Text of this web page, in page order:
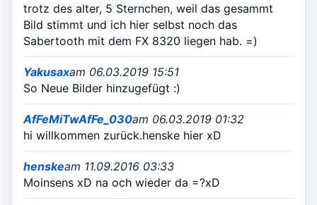
trotz des alter, 5 Sternchen, weil das gesammt
Bild stimmt und ich hier selbst noch das
Sabertooth mit dem FX 8320 liegen hab. =)
Yakusaxam 06.03.2019 15:51
So Neue Bilder hinzugefügt :)
AfFeMiTwAfFe_030am 06.03.2019 01:32
hi willkommen zurück.henske hier xD
henskeam 11.09.2016 03:33
Moinsens xD na och wieder da =?xD